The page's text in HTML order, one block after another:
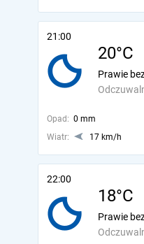
21:00
20°C
Prawie
Opad: 0 mm
Wiatr:
17 km/h
22:00
18°C
Prawie